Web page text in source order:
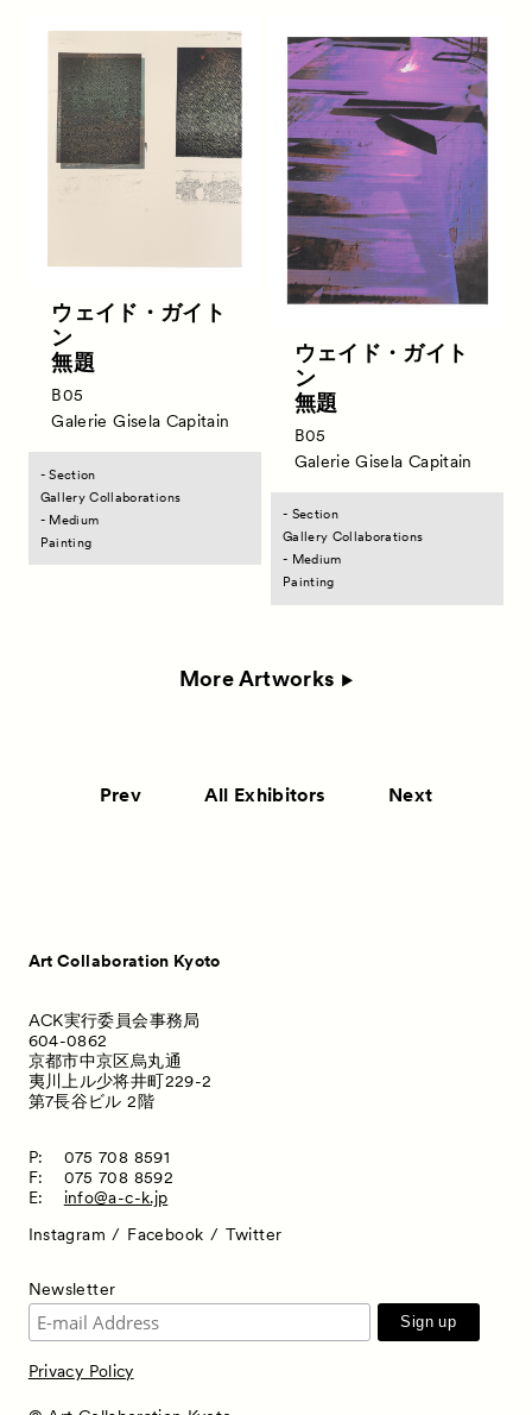
ウェイド・ガイト
ン
無題
B05
Galerie Gisela Capitain
- Section
Gallery Collaborations
- Medium
Painting
ウェイド・ガイト
ン
無題
B05
Galerie Gisela Capitain
- Section
Gallery Collaborations
- Medium
Painting
More Artworks
Prev All Exhibitors Next
Art Collaboration Kyoto
ACK実行委員会事務局
604-0862
京都市中京区烏丸通
夷川上ル少将井町229-2
第7長谷ビル 2階
P:
075 708 8591
F:
075 708 8592
E:
info@a-c-k.jp
Instagram
Facebook Twitter
Newsletter
Privacy Policy